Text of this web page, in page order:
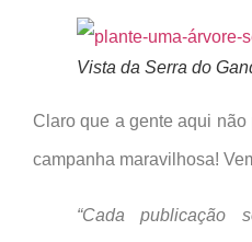
Vista da Serra do
Claro que a gente aqui
campanha maravilhosa!
“Cada publicação